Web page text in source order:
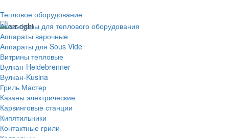
Тепловое оборудование
Аксессуары для теплового оборудования
Аппараты варочные
Аппараты для Sous Vide
Витрины тепловые
Вулкан-Heidebrenner
Вулкан-Kusina
Гриль Мастер
Казаны электрические
Карвинговые станции
Кипятильники
Контактные грили